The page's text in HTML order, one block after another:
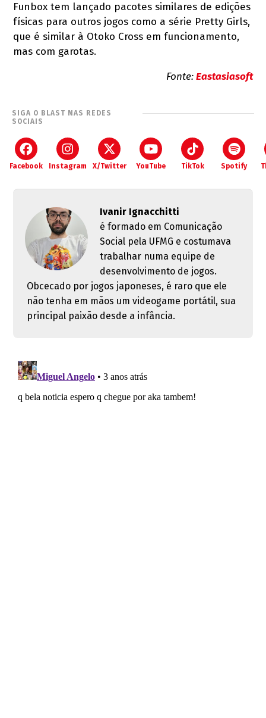
Funbox tem lançado pacotes similares de edições
físicas para outros jogos como a série Pretty Girls,
que é similar à Otoko Cross em funcionamento,
mas com garotas.
Fonte:Eastasiasoft
SIGA O BLAST NAS REDES
SOCIAIS
Facebook Instagram X/Twitter YouTube TikTok Spotify
Ivanir Ignacchitti
é formado em Comunicação
Social pela UFMG e costumava
trabalhar numa equipe de
desenvolvimento de jogos.
Obcecado por jogos japoneses, é raro que ele
não tenha em mãos um videogame portátil, sua
principal paixão desde a infância.